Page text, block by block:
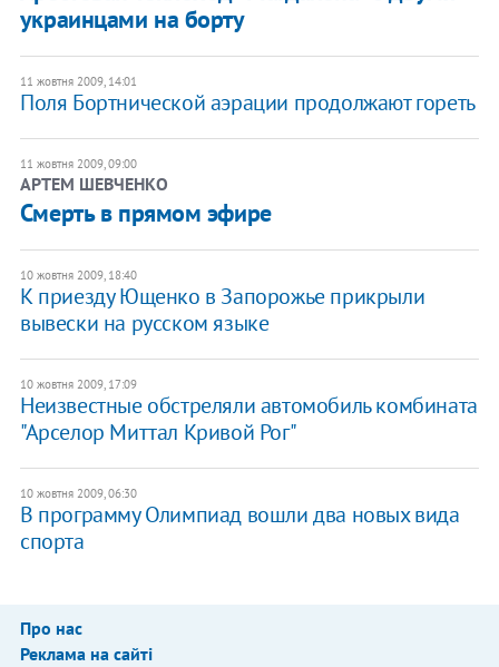
украинцами на борту
11 жовтня 2009, 14:01
Поля Бортнической аэрации продолжают гореть
11 жовтня 2009, 09:00
АРТЕМ ШЕВЧЕНКО
Смерть в прямом эфире
10 жовтня 2009, 18:40
К приезду Ющенко в Запорожье прикрыли
вывески на русском языке
10 жовтня 2009, 17:09
Неизвестные обстреляли автомобиль комбината
"Арселор Миттал Кривой Рог"
10 жовтня 2009, 06:30
В программу Олимпиад вошли два новых вида
спорта
Про нас
Реклама на сайті